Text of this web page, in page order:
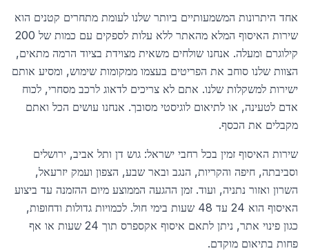
אחד היתרונות המשמעותיים ביותר שלנו לעומת מתחרים קטנים הוא
שירות האיסוף המלא מהאתר ללא עלות לספקים עם כמות של 200
קילוגרם ומעלה. אנחנו שולחים משאית מצוידת בציוד הרמה מתאים,
הצוות שלנו סוחב את הפריטים בעצמו ממקומות שימוש, ומסיע אותם
ישירות למשקלות שלנו. אתם לא צריכים לדאוג לרכב מסחרי, לכוח
אדם לטעינה, או לתיאום לוגיסטי מסובך. אנחנו עושים הכל ואתם
מקבלים את הכסף.
שירות האיסוף זמין בכל רחבי ישראל: גוש דן ותל אביב, ירושלים
וסביבתה, חיפה והקריות, הנגב ובאר שבע, הצפון ועמק יזרעאל,
השרון ואזור נתניה, ועוד. זמן ההגעה הממוצע מיום ההזמנה עד ביצוע
האיסוף הוא 24 עד 48 שעות בימי חול. לכמויות גדולות ודחופות,
כגון פינוי אתר, ניתן לתאם איסוף אקספרס תוך 24 שעות או אף
פחות בתיאום מוקדם.